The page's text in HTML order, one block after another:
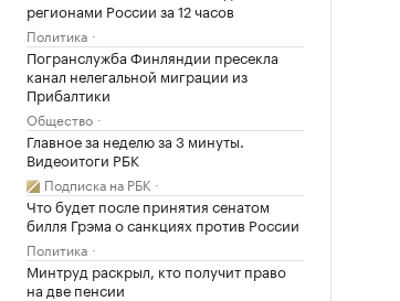
регионами России за 12 часов
Политика
Погранслужба Финляндии пресекла
канал нелегальной миграции из
Прибалтики
Общество
Главное за неделю за 3 минуты.
Видеоитоги РБК
Подписка на РБК
Что будет после принятия сенатом
билля Грэма о санкциях против России
Политика
Минтруд раскрыл, кто получит право
на две пенсии